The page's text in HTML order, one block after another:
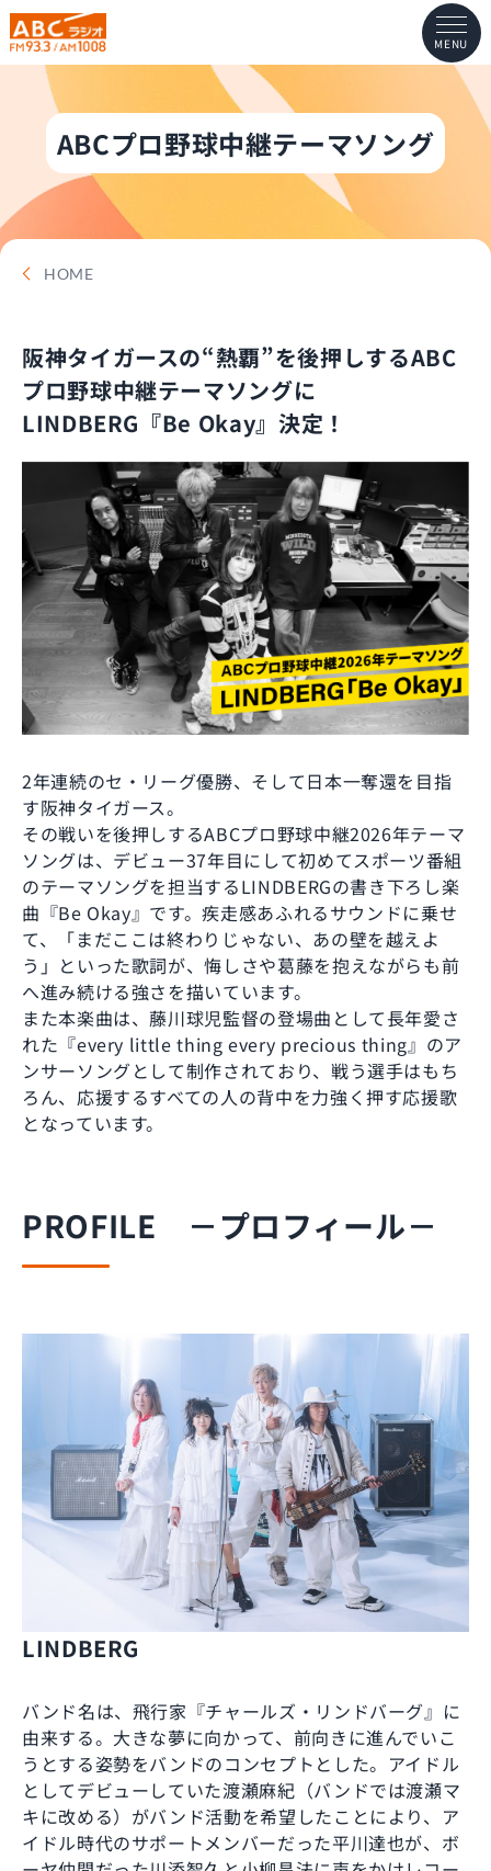
MENU
ABCプロ野球中継テーマソング
HOME
阪神タイガースの“熱覇”を後押しするABC
プロ野球中継テーマソングに
LINDBERG『Be Okay』決定！
2年連続のセ・リーグ優勝、そして日本一奪還を目指
す阪神タイガース。
その戦いを後押しするABCプロ野球中継2026年テーマ
ソングは、デビュー37年目にして初めてスポーツ番組
のテーマソングを担当するLINDBERGの書き下ろし楽
曲『Be Okay』です。疾走感あふれるサウンドに乗せ
て、「まだここは終わりじゃない、あの壁を越えよ
う」といった歌詞が、悔しさや葛藤を抱えながらも前
へ進み続ける強さを描いています。
また本楽曲は、藤川球児監督の登場曲として長年愛さ
れた『every little thing every precious thing』のア
ンサーソングとして制作されており、戦う選手はもち
ろん、応援するすべての人の背中を力強く押す応援歌
となっています。
PROFILE －プロフィール－
LINDBERG
バンド名は、飛行家『チャールズ・リンドバーグ』に
由来する。大きな夢に向かって、前向きに進んでいこ
うとする姿勢をバンドのコンセプトとした。アイドル
としてデビューしていた渡瀬麻紀（バンドでは渡瀬マ
キに改める）がバンド活動を希望したことにより、ア
イドル時代のサポートメンバーだった平川達也が、ボ